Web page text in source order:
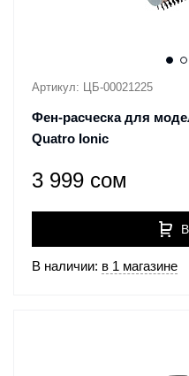
Артикул: ЦБ-00021225
Фен-расческа для
Quatro Ionic
3 999 сом
В наличии: в 1 магазине